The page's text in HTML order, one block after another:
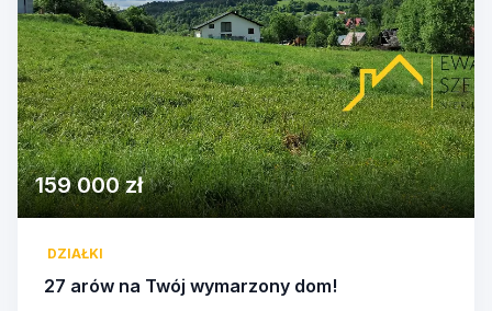
159 000 zł
DZIAŁKI
27 arów na Twój wymarzony dom!